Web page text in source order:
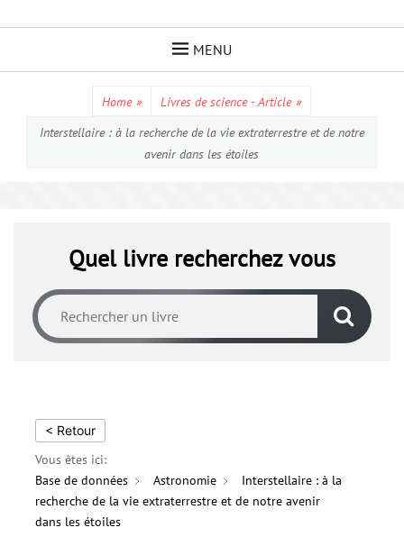
MENU
Home » Livres de science - Article »
Interstellaire : à la recherche de la vie extraterrestre et de notre
avenir dans les étoiles
Quel livre recherchez vous
< Retour
Vous êtes ici:
Base de données
Astronomie
Interstellaire : à la
recherche de la vie extraterrestre et de notre avenir
dans les étoiles